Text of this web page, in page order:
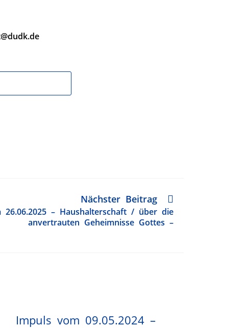
Nächster Beitrag
26.06.2025 – Haushalterschaft / über die
anvertrauten Geheimnisse Gottes –
Impuls vom 09.05.2024 –